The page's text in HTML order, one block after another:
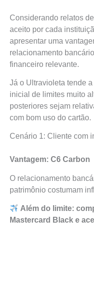
Considerando relatos
aceito por cada
apresentar uma
relacionamento
financeiro relevante.
Já o Ultravioleta tende
inicial de limites muito
posteriores sejam
com bom uso do cartão.
Cenário 1: Cliente com
Vantagem: C6 Carbon
O relacionamento
patrimônio costumam
Além do limite:
Mastercard Black e